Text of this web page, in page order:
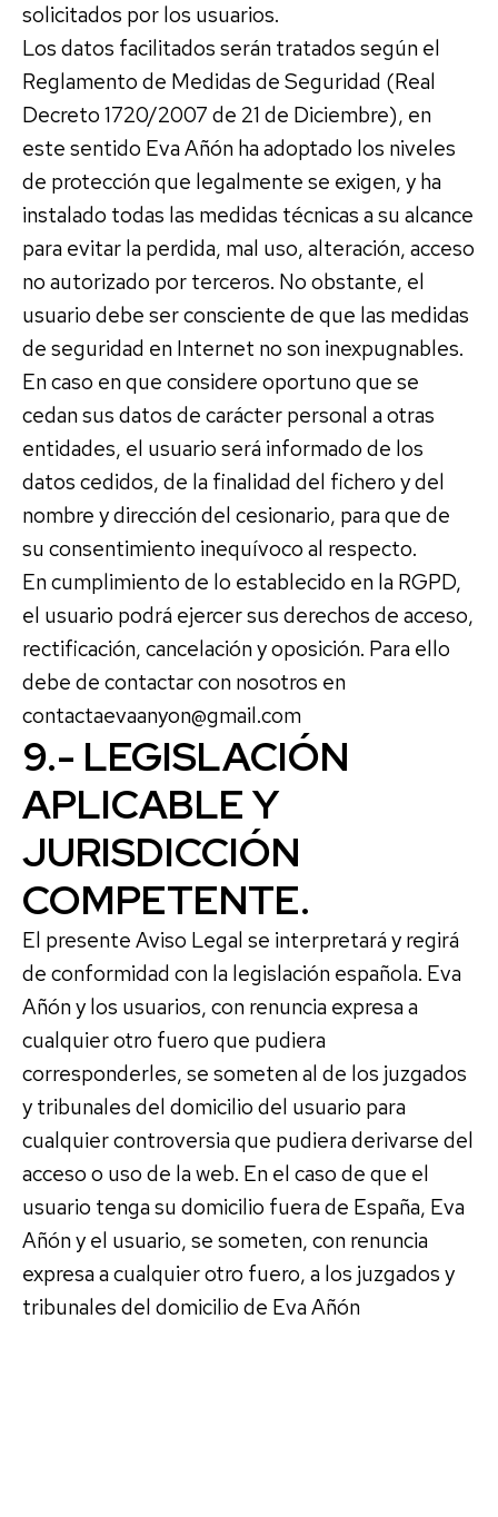
solicitados por los usuarios.
Los datos facilitados serán tratados según el
Reglamento de Medidas de Seguridad (Real
Decreto 1720/2007 de 21 de Diciembre), en
este sentido Eva Añón ha adoptado los niveles
de protección que legalmente se exigen, y ha
instalado todas las medidas técnicas a su alcance
para evitar la perdida, mal uso, alteración, acceso
no autorizado por terceros. No obstante, el
usuario debe ser consciente de que las medidas
de seguridad en Internet no son inexpugnables.
En caso en que considere oportuno que se
cedan sus datos de carácter personal a otras
entidades, el usuario será informado de los
datos cedidos, de la finalidad del fichero y del
nombre y dirección del cesionario, para que de
su consentimiento inequívoco al respecto.
En cumplimiento de lo establecido en la RGPD,
el usuario podrá ejercer sus derechos de acceso,
rectificación, cancelación y oposición. Para ello
debe de contactar con nosotros en
contactaevaanyon@gmail.com
9.- LEGISLACIÓN
APLICABLE Y
JURISDICCIÓN
COMPETENTE.
El presente Aviso Legal se interpretará y regirá
de conformidad con la legislación española. Eva
Añón y los usuarios, con renuncia expresa a
cualquier otro fuero que pudiera
corresponderles, se someten al de los juzgados
y tribunales del domicilio del usuario para
cualquier controversia que pudiera derivarse del
acceso o uso de la web. En el caso de que el
usuario tenga su domicilio fuera de España, Eva
Añón y el usuario, se someten, con renuncia
expresa a cualquier otro fuero, a los juzgados y
tribunales del domicilio de Eva Añón